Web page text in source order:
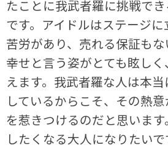
たことに我武者羅に挑戦で
です。アイドルはステージ
苦労があり、売れる保証も
幸せと言う姿がとても眩し
えます。我武者羅な人は本
しているからこそ、その熱
を惹きつけるのだと思いま
したくなる大人になりたいで